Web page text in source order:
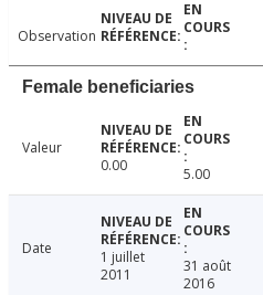
Observation
Female beneficiaries
Valeur
0.00
5.00
Date
1 juillet
2011
31 août
2016